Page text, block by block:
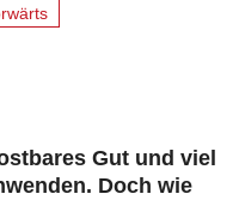
Gut und viel
Doch wie